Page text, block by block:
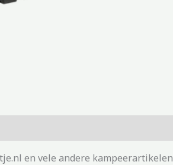
en vele andere kampeerartikelen